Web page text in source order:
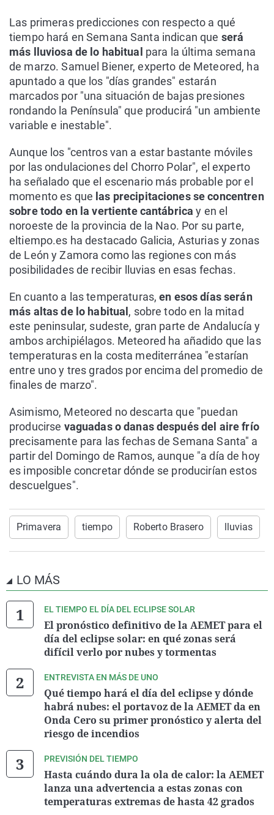
Las primeras predicciones con respecto a qué
tiempo hará en Semana Santa indican que será
más lluviosa de lo habitual para la última semana
de marzo. Samuel Biener, experto de Meteored, ha
apuntado a que los "días grandes" estarán
marcados por "una situación de bajas presiones
rondando la Península" que producirá "un ambiente
variable e inestable".
Aunque los "centros van a estar bastante móviles
por las ondulaciones del Chorro Polar", el experto
ha señalado que el escenario más probable por el
momento es que las precipitaciones se concentren
sobre todo en la vertiente cantábrica y en el
noroeste de la provincia de la Nao. Por su parte,
eltiempo.es ha destacado Galicia, Asturias y zonas
de León y Zamora como las regiones con más
posibilidades de recibir lluvias en esas fechas.
En cuanto a las temperaturas,en esos días serán
más altas de lo habitual , sobre todo en la mitad
este peninsular, sudeste, gran parte de Andalucía y
ambos archipiélagos. Meteored ha añadido que las
temperaturas en la costa mediterránea "estarían
entre uno y tres grados por encima del promedio de
finales de marzo".
Asimismo, Meteored no descarta que "puedan
producirse vaguadas o danas después del aire frío
precisamente para las fechas de Semana Santa" a
partir del Domingo de Ramos, aunque "a día de hoy
es imposible concretar dónde se producirían estos
descuelgues".
Primavera tiempo Roberto Brasero lluvias
LO MÁS
EL TIEMPO EL DÍA DEL ECLIPSE SOLAR
El pronóstico definitivo de la AEMET para el
día del eclipse solar: en qué zonas será
difícil verlo por nubes y tormentas
ENTREVISTA EN MÁS DE UNO
Qué tiempo hará el día del eclipse y dónde
habrá nubes: el portavoz de la AEMET da en
Onda Cero su primer pronóstico y alerta del
riesgo de incendios
PREVISIÓN DEL TIEMPO
Hasta cuándo dura la ola de calor: la AEMET
lanza una advertencia a estas zonas con
temperaturas extremas de hasta 42 grados